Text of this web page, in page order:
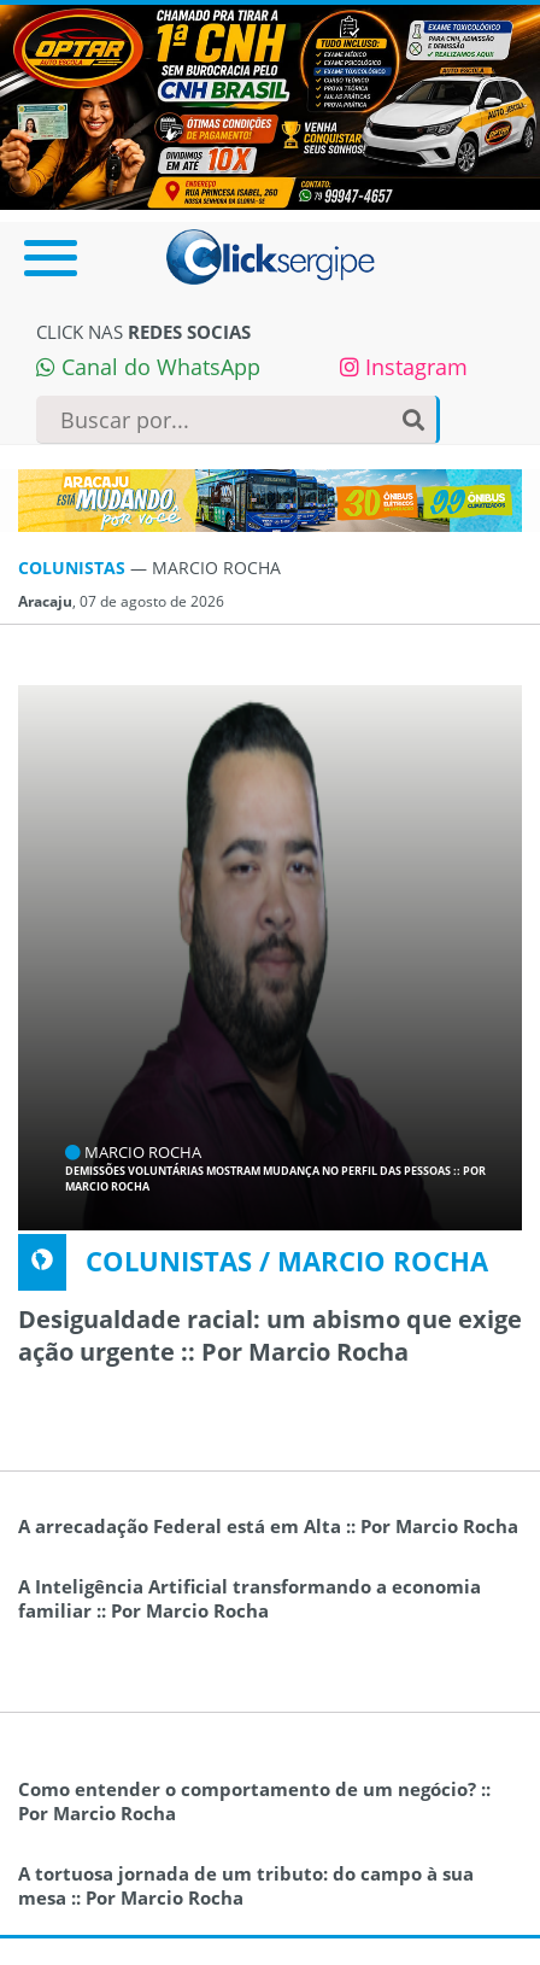
CLICK NAS REDES SOCIAS
Canal do WhatsApp Instagram
COLUNISTAS — MARCIO ROCHA
Aracaju, 07 de agosto de 2026
MARCIO ROCHA
DEMISSÕES VOLUNTÁRIAS MOSTRAM MUDANÇA NO PERFIL DAS PESSOAS :: POR
MARCIO ROCHA
COLUNISTAS / MARCIO ROCHA
Desigualdade racial: um abismo que exige
ação urgente :: Por Marcio Rocha
A arrecadação Federal está em Alta :: Por Marcio Rocha
A Inteligência Artificial transformando a economia
familiar :: Por Marcio Rocha
Como entender o comportamento de um negócio? ::
Por Marcio Rocha
A tortuosa jornada de um tributo: do campo à sua
mesa :: Por Marcio Rocha